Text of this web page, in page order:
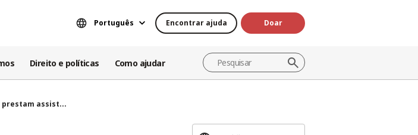
Português Encontrar ajuda Doar
Direito e políticas Como ajudar
prestam assist...